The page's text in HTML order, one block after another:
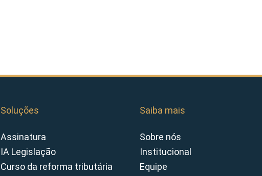
Soluções
Assinatura
IA Legislação
Curso da reforma tributária
Saiba mais
Sobre nós
Institucional
Equipe